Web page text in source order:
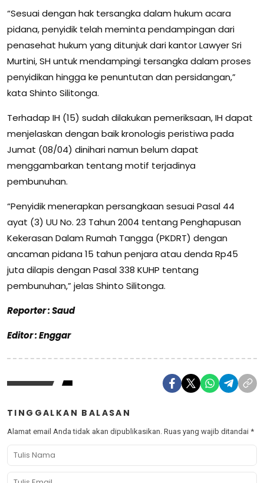
“Sesuai dengan hak tersangka dalam hukum acara
pidana, penyidik telah meminta pendampingan dari
penasehat hukum yang ditunjuk dari kantor Lawyer Sri
Murtini, SH untuk mendampingi tersangka dalam proses
penyidikan hingga ke penuntutan dan persidangan,”
kata Shinto Silitonga.
Terhadap IH (15) sudah dilakukan pemeriksaan, IH dapat
menjelaskan dengan baik kronologis peristiwa pada
Jumat (08/04) dinihari namun belum dapat
menggambarkan tentang motif terjadinya
pembunuhan.
“Penyidik menerapkan persangkaan sesuai Pasal 44
ayat (3) UU No. 23 Tahun 2004 tentang Penghapusan
Kekerasan Dalam Rumah Tangga (PKDRT) dengan
ancaman pidana 15 tahun penjara atau denda Rp45
juta dilapis dengan Pasal 338 KUHP tentang
pembunuhan,” jelas Shinto Silitonga.
Reporter : Saud
Editor : Enggar
TINGGALKAN BALASAN
Alamat email Anda tidak akan dipublikasikan. Ruas yang wajib ditandai *